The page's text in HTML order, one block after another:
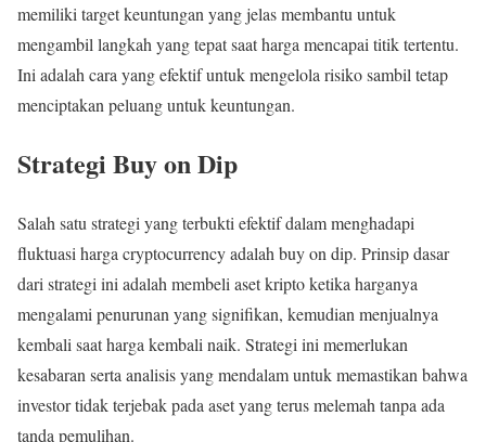
memiliki target keuntungan yang jelas membantu untuk
mengambil langkah yang tepat saat harga mencapai titik tertentu.
Ini adalah cara yang efektif untuk mengelola risiko sambil tetap
menciptakan peluang untuk keuntungan.
Strategi Buy on Dip
Salah satu strategi yang terbukti efektif dalam menghadapi
fluktuasi harga cryptocurrency adalah buy on dip. Prinsip dasar
dari strategi ini adalah membeli aset kripto ketika harganya
mengalami penurunan yang signifikan, kemudian menjualnya
kembali saat harga kembali naik. Strategi ini memerlukan
kesabaran serta analisis yang mendalam untuk memastikan bahwa
investor tidak terjebak pada aset yang terus melemah tanpa ada
tanda pemulihan.